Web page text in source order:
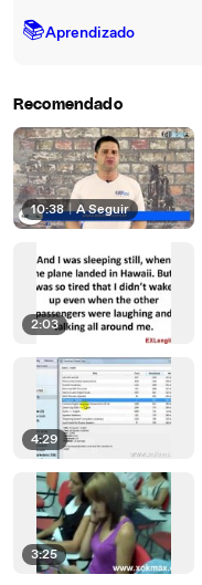
📚Aprendizado
Recomendado
10:38 | A Seguir
2:03
4:29
3:25